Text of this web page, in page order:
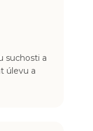
suchosti a
úlevu a